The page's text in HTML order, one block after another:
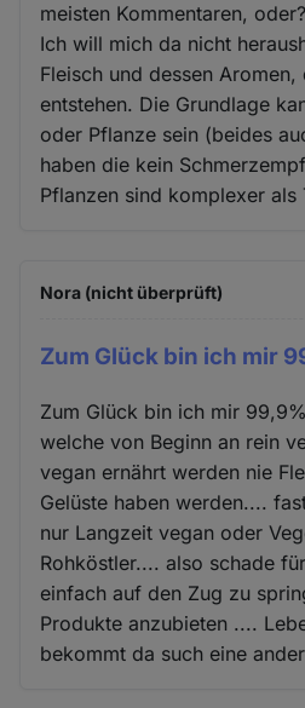
meisten Kommentaren, oder?
Ich will mich da nicht
Fleisch und dessen
entstehen. Die Grundlage
oder Pflanze sein (beides
haben die kein
Pflanzen sind komplexer als
Nora (nicht überprüft)
Zum Glück bin ich mir
Zum Glück bin ich mir
welche von Beginn an rein
vegan ernährt werden nie
Gelüste haben werden....
nur Langzeit vegan oder
Rohköstler.... also schade
einfach auf den Zug zu
Produkte anzubieten ....
bekommt da such eine